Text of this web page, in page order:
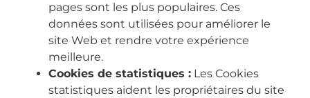
pages sont les plus populaires. Ces
données sont utilisées pour améliorer le
site Web et rendre votre expérience
meilleure.
Cookies de statistiques : Les Cookies
statistiques aident les propriétaires du site